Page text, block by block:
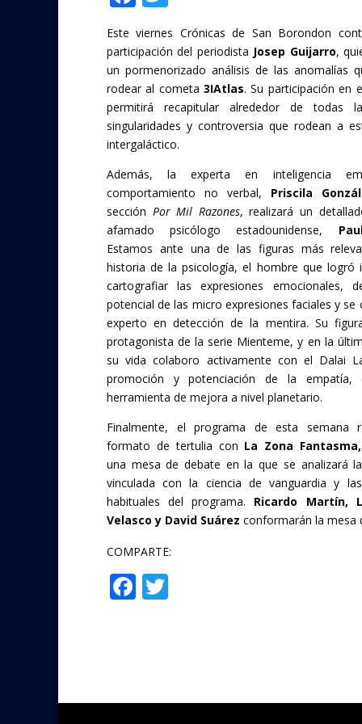
ac
e
b
o
o
k
w
itt
er
Este viernes Crónicas de San Borondon
participación del periodista Josep Guijarro,
un pormenorizado análisis de las anomalías
rodear al cometa3IAtlas. Su participación en
permitirá recapitular alrededor de todas
singularidades y controversia que rodean a
intergaláctico.
Además, la experta en inteligencia
comportamiento no verbal, Priscila
sección Por Mil Razones, realizará un
afamado psicólogo estadounidense,
Estamos ante una de las figuras más
historia de la psicología, el hombre que logró
cartografiar las expresiones emocionales,
potencial de las micro expresiones faciales y se
experto en detección de la mentira. Su
protagonista de la serie Mienteme, y en la
su vida colaboro activamente con el Dalai
promoción y potenciación de la empatía,
herramienta de mejora a nivel planetario.
Finalmente, el programa de esta semana
formato de tertulia con La Zona Fantasma,
una mesa de debate en la que se analizará
vinculada con la ciencia de vanguardia y
habituales del programa. Ricardo Martín,
Velasco y David Suárez conformarán la mesa
COMPARTE:
F